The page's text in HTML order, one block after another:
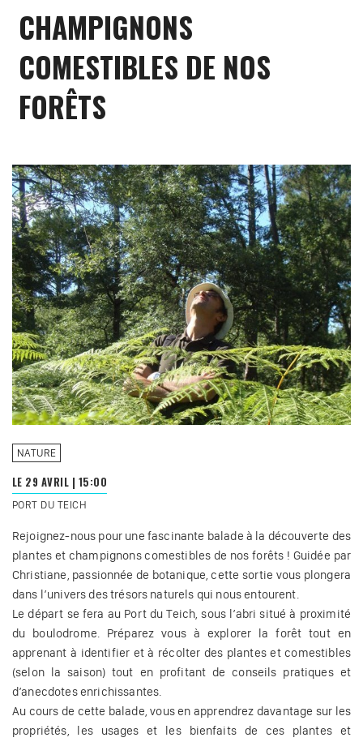
CHAMPIGNONS
COMESTIBLES DE NOS
FORÊTS
NATURE
LE 29 AVRIL | 15:00
PORT DU TEICH
Rejoignez-nous pour une fascinante balade à la découverte des
plantes et champignons comestibles de nos forêts ! Guidée par
Christiane, passionnée de botanique, cette sortie vous plongera
dans l’univers des trésors naturels qui nous entourent.
Le départ se fera au Port du Teich, sous l’abri situé à proximité
du boulodrome. Préparez vous à explorer la forêt tout en
apprenant à identifier et à récolter des plantes et comestibles
(selon la saison) tout en profitant de conseils pratiques et
d’anecdotes enrichissantes.
Au cours de cette balade, vous en apprendrez davantage sur les
propriétés, les usages et les bienfaits de ces plantes et